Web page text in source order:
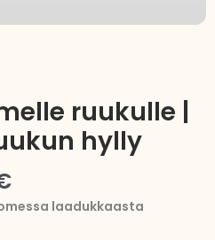
ruukulle |
hylly
Hintaluokka:
29,90 €laadukkaasta